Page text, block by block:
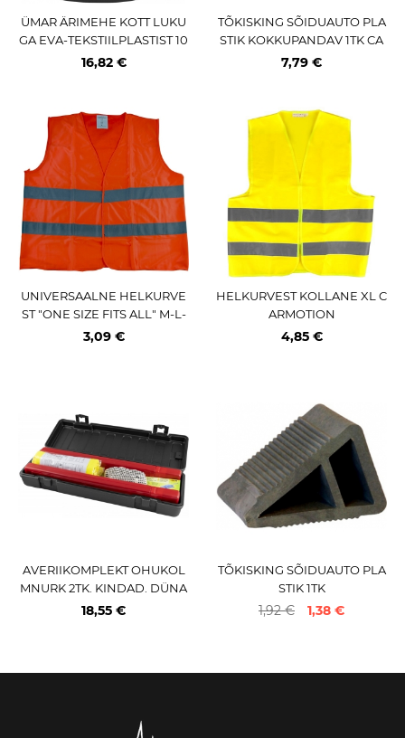
ÜMAR ÄRIMEHE KOTT LUKU
GA EVA-TEKSTIILPLASTIST 10
0X100X70MM JBM
16,82 €
TÕKISKING SÕIDUAUTO PLA
STIK KOKKUPANDAV 1TK CA
RMOTION
7,79 €
UNIVERSAALNE HELKURVE
ST "ONE SIZE FITS ALL" M-L-
XL-XXL. ORANZ CE JBM*
3,09 €
HELKURVEST KOLLANE XL C
ARMOTION
4,85 €
AVERIIKOMPLEKT OHUKOL
MNURK 2TK. KINDAD. DÜNA
MO-TASKULAMP. HELKURVE
18,55 €
TÕKISKING SÕIDUAUTO PLA
STIK 1TK
1,92 € 1,38 €